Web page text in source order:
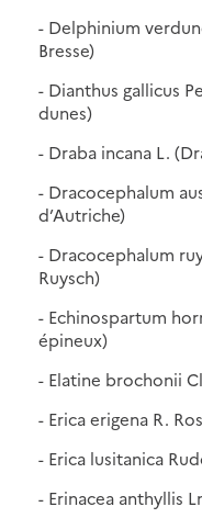
- Delphinium
Bresse)
- Dianthus gallicus
dunes)
- Draba incana L.
- Dracocephalum
d’Autriche)
- Dracocephalum
Ruysch)
- Echinospartum
épineux)
- Elatine brochonii
- Erica erigena R.
- Erica lusitanica
- Erinacea anthyllis